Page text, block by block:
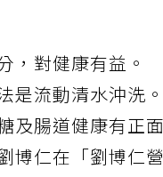
，對健康有益。
是流動清水沖洗。
及腸道健康有正
博仁在「劉博仁